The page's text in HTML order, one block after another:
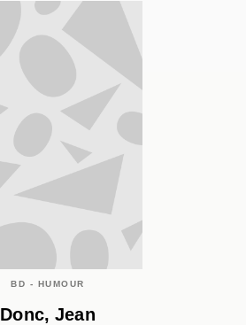
BD - HUMOUR
Donc, Jean